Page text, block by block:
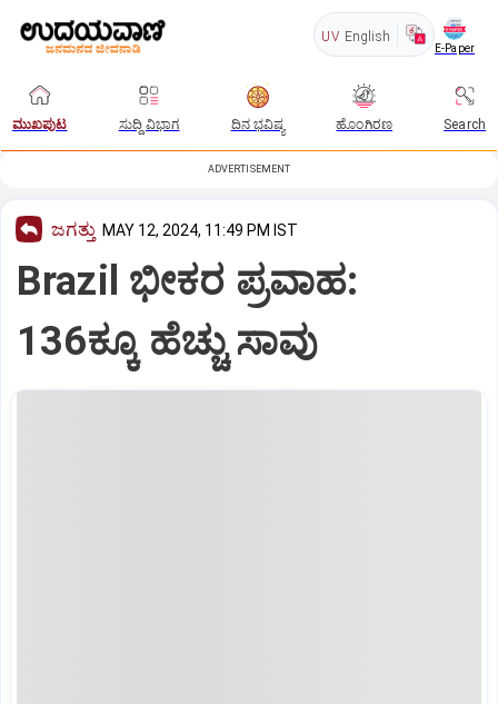
UV English
E-Paper
ಮುಖಪುಟ ಸುದ್ದಿ ವಿಭಾಗ ದಿನ ಭವಿಷ್ಯ ಹೊಂಗಿರಣ Search
ADVERTISEMENT
ಜಗತ್ತು MAY 12, 2024, 11:49 PM IST
Brazil ಭೀಕರ ಪ್ರವಾಹ:
136ಕ್ಕೂ ಹೆಚ್ಚು ಸಾವು